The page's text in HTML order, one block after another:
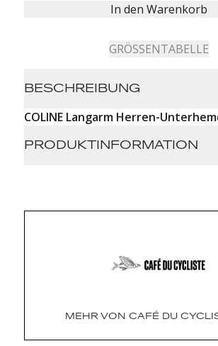
In den Warenkorb
GRÖSSENTABELLE
BESCHREIBUNG
COLINE Langarm Herren-
PRODUKTINFORMATION
superior temperature control
care: Machine Wash 30 / Do
/ Do Not Iron / Do Not Dry
MEHR VON CAFÉ DU